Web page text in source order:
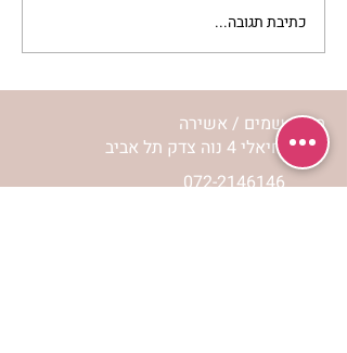
מתגעגעות לבית המפגש,
השיעור לתשעה באב | הר'
ימימה מזרחי
כתיבת תגובה...
מרכז שמים / אשירה
רחוב יחיאלי 4 נוה צדק תל אביב
072-2146146